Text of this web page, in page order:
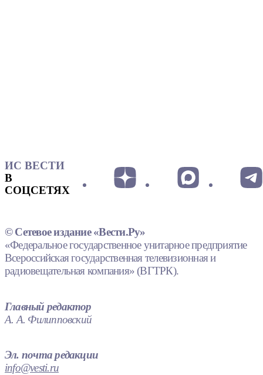
ИС ВЕСТИ
В
СОЦСЕТЯХ
© Сетевое издание «Вести.Ру»
«Федеральное государственное унитарное предприятие
Всероссийская государственная телевизионная и
радиовещательная компания» (ВГТРК).
Главный редактор
А. А. Филипповский
Эл. почта редакции
info@vesti.ru